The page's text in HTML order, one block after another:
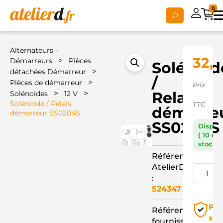
0
Alternateurs -
Démarreurs
>
Pièces
détachées Démarreur
>
Pièces de démarreur >
Solénoïdes > 12 V >
Solénoide / Relais
démarreur SS0204S
/
Relais
SS0204S
Référence
AtelierD
:
524347
Référence
Prix
TTC
( 10 en
stock )